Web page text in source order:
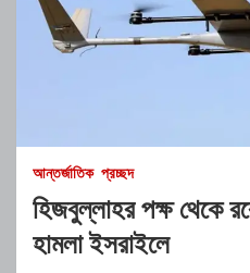
আন্তর্জাতিক প্রচ্ছদ
হিজবুল্লাহর পক্ষ থেকে
হামলা ইসরাইলে